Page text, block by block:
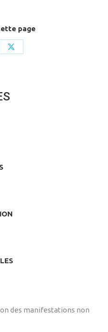
page
Share
des manifestations non